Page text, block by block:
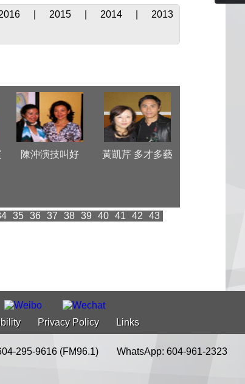
2015 2014
2013
陳沖演技叫好 黃凱芹 多才多藝
35 36 37 38 39 40 41 42 43
Privacy Policy Links
295-9616 (FM96.1) WhatsApp: 604-961-2323